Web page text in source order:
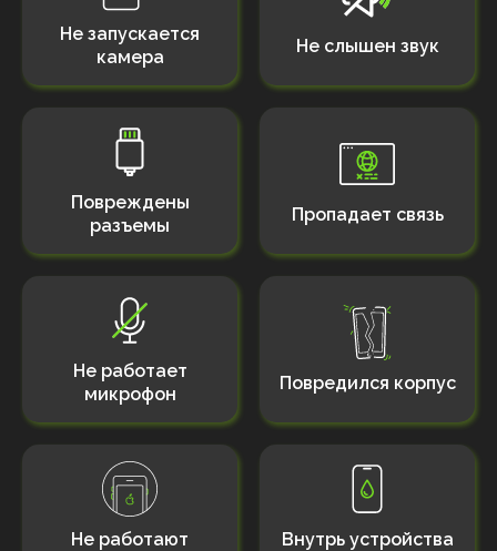
Не запускается
камера
Не слышен звук
Повреждены
разъемы
Пропадает связь
Не работает
микрофон
Повредился корпус
Не работают
Внутрь устройства